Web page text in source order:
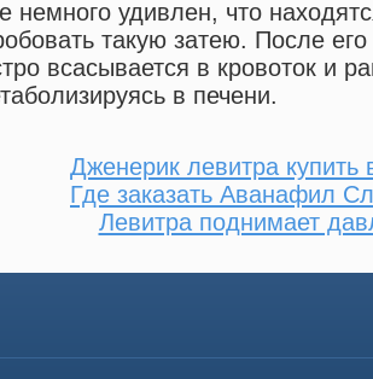
немного удивлен, что
такую затею. После
всасывается в кровоток и
в печени.
Дженерик левитра купить
Где заказать Аванафил
Левитра поднимает